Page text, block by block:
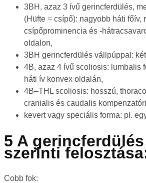
3BH, azaz 3 ívű gerincferdülés,
(Hüfte = csípő): nagyobb háti főív,
csípőprominencia és -
oldalon,
3BH gerincferdülés vállpúppal:
4B, azaz 4 ívű scoliosis: lumbalis
háti ív konvex oldalán,
4B–THL scoliosis: hosszú,
cranialis és caudalis
kevert vagy speciális forma: pl.
5 A
szerinti
Cobb fok: